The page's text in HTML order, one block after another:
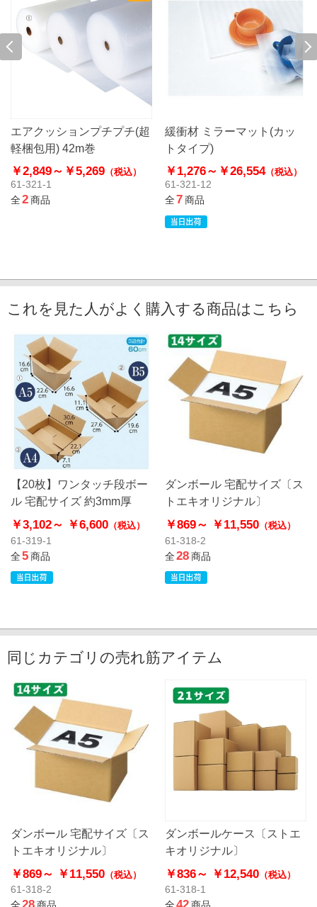
エアクッションプチプチ(超
軽梱包用) 42m巻
￥2,849～ ￥5,269 （税込）
61-321-1
全2商品
緩衝材 ミラーマット(カッ
トタイプ)
￥1,276～ ￥26,554（税込）
61-321-12
全7商品
これを見た人がよく購入する商品はこちら
【20枚】ワンタッチ段ボー
ル 宅配サイズ 約3mm厚
￥3,102～ ￥6,600 （税込）
61-319-1
全5商品
ダンボール 宅配サイズ〔ス
トエキオリジナル〕
￥869～ ￥11,550（税込）
61-318-2
全28商品
同じカテゴリの売れ筋アイテム
ダンボール 宅配サイズ〔ス
トエキオリジナル〕
￥869～ ￥11,550 （税込）
61-318-2
ダンボールケース〔ストエ
キオリジナル〕
￥836～ ￥12,540（税込）
61-318-1